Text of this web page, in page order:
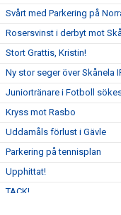
Svårt med Parkering på
Rosersvinst i derbyt mot
Stort Grattis, Kristin!
Ny stor seger över Skånela
Juniortränare i Fotboll
Kryss mot Rasbo
Uddamåls förlust i Gävle
Parkering på tennisplan
Upphittat!
TACK!